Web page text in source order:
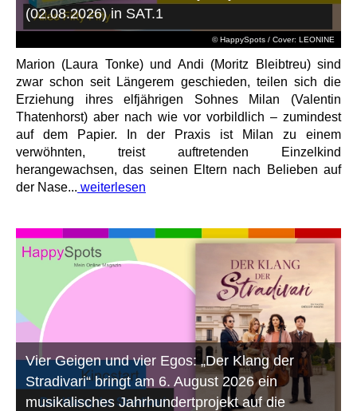
© HappySpots / Cover: LEONINE
(02.08.2026) in SAT.1
Marion (Laura Tonke) und Andi (Moritz Bleibtreu) sind
zwar schon seit Längerem geschieden, teilen sich die
Erziehung ihres elfjährigen Sohnes Milan (Valentin
Thatenhorst) aber nach wie vor vorbildlich – zumindest
auf dem Papier. In der Praxis ist Milan zu einem
verwöhnten, treist auftretenden Einzelkind
herangewachsen, das seinen Eltern nach Belieben auf
der Nase... weiterlesen
Vier Geigen und vier Egos: „Der Klang der
Stradivari“ bringt am 6. August 2026 ein
musikalisches Jahrhundertprojekt auf die